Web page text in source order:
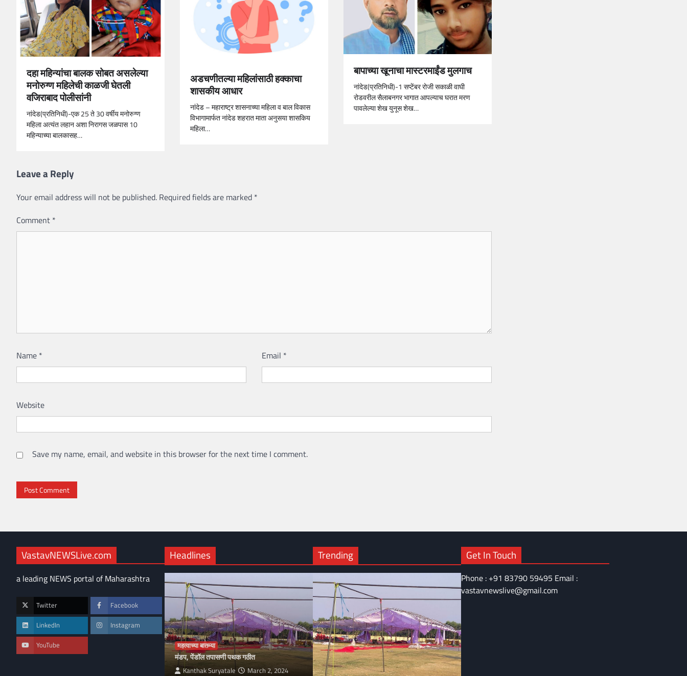
दहा महिन्यांचा बालक सोबत असलेल्या
मनोरुग्ण महिलेची काळजी घेतली
वजिराबाद पोलीसांनी
नांदेड(प्रतिनिधी)-एक 25 ते 30 वर्षीय मनोरुग्ण
महिला अत्यंत लहान अशा निरागस जळपास 10
महिन्याच्या बालकासह…
अडचणीतल्या महिलांसाठी हक्काचा
शासकीय आधार
नांदेड – महाराष्ट्र शासनाच्या महिला व बाल विकास
विभागामार्फत नांदेड शहरात माता अनुसया शासकिय
महिला…
बापाच्या खूनाचा मास्टरमाईंड मुलगाच
नांदेड(प्रतिनिधी)-1 सप्टेंबर रोजी सकाळी वाघी
रोडवरील सैलाबनगर भागात आपल्याच घरात मरण
पावलेल्या शेख युनूस शेख…
Leave a Reply
Your email address will not be published. Required fields are marked *
Comment *
Name * Email *
Website
Save my name, email, and website in this browser for the next time I comment.
VastavNEWSLive.com
a leading NEWS portal of Maharashtra
Twitter Facebook
LinkedIn Instagram
YouTube
Headlines
महत्वाच्या बातम्या
मंडप, पेंडॉल तपासणी पथक गठीत
Kanthak Suryatale March 2, 2024
Trending Get In Touch
Phone : +91 83790 59495 Email :
vastavnewslive@gmail.com